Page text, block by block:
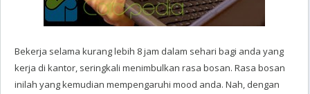
Bekerja selama kurang lebih 8 jam dalam sehari bagi anda yang
kerja di kantor, seringkali menimbulkan rasa bosan. Rasa bosan
inilah yang kemudian mempengaruhi mood anda. Nah, dengan